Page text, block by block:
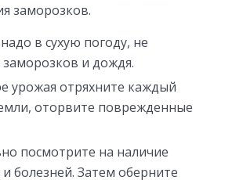
заморозков.
в сухую погоду, не
и дождя.
урожая отряхните каждый
оторвите поврежденные
посмотрите на наличие
болезней. Затем оберните